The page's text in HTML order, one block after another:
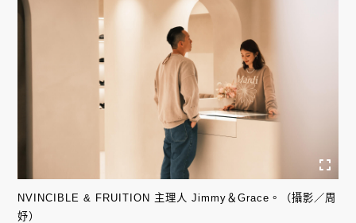
NVINCIBLE & FRUITION 主理人 Jimmy＆Grace。（攝影／周
妤）